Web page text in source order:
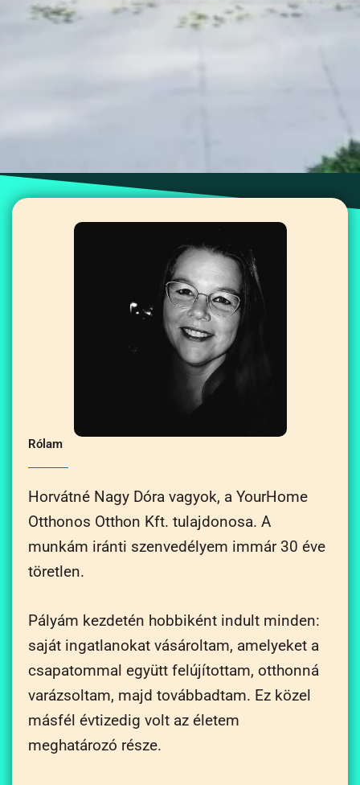
Rólam
Horvátné Nagy Dóra vagyok, a YourHome
Otthonos Otthon Kft. tulajdonosa. A
munkám iránti szenvedélyem immár 30 éve
töretlen.
Pályám kezdetén hobbiként indult minden:
saját ingatlanokat vásároltam, amelyeket a
csapatommal együtt felújítottam, otthonná
varázsoltam, majd továbbadtam. Ez közel
másfél évtizedig volt az életem
meghatározó része.